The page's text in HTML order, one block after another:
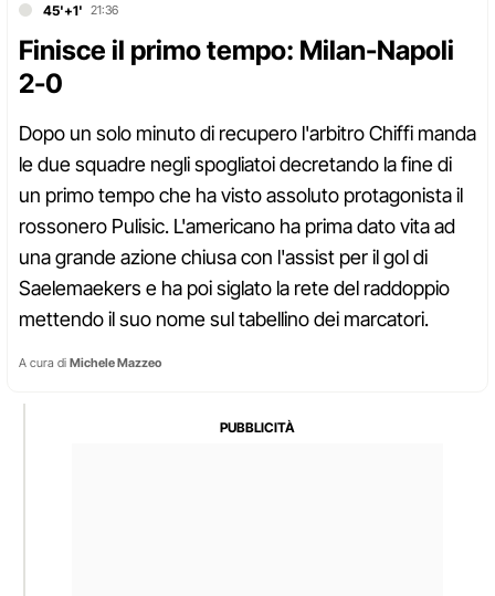
45'+1' 21:36
Finisce il primo tempo: Milan-Napoli
2-0
Dopo un solo minuto di recupero l'arbitro Chiffi manda
le due squadre negli spogliatoi decretando la fine di
un primo tempo che ha visto assoluto protagonista il
rossonero Pulisic. L'americano ha prima dato vita ad
una grande azione chiusa con l'assist per il gol di
Saelemaekers e ha poi siglato la rete del raddoppio
mettendo il suo nome sul tabellino dei marcatori.
A cura di Michele Mazzeo